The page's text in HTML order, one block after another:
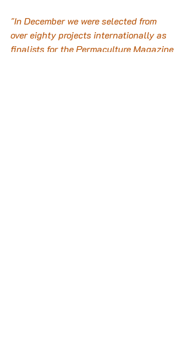
"In December we were selected from
over eighty projects internationally as
finalists for the Permaculture Magazine